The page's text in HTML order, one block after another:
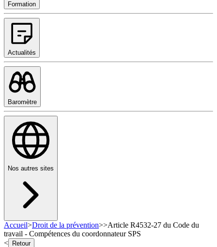
Formation
Actualités
Baromètre
Nos autres sites
Accueil>Droit de la prévention>>Article R4532-27 du Code du
travail - Compétences du coordonnateur SPS
<
Retour